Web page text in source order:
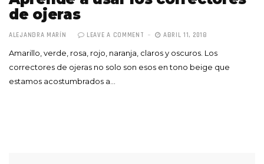
de ojeras
ALEJANDRA MARÍN LEAVE A COMMENT ABRIL 11, 2018
Amarillo, verde, rosa, rojo, naranja, claros y oscuros. Los
correctores de ojeras no solo son esos en tono beige que
estamos acostumbrados a…